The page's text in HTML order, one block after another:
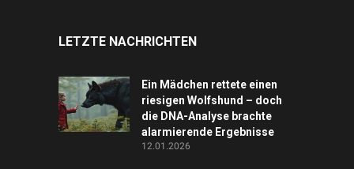
LETZTE NACHRICHTEN
Ein Mädchen rettete einen
riesigen Wolfshund – doch
die DNA-Analyse brachte
alarmierende Ergebnisse
12.01.2026